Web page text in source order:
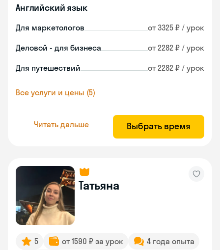
Английский язык
Для маркетологов от 3325 ₽ / урок
Деловой - для бизнеса от 2282 ₽ / урок
Для путешествий от 2282 ₽ / урок
Все услуги и цены (5)
Читать дальше Выбрать время
Татьяна
5 от 1590 ₽ за урок
4 года опыта